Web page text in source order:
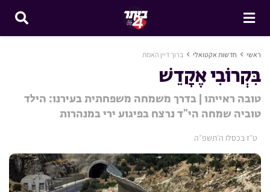
ראשי חדשות אקטואלי ברוך דיין האמת
בִּקְרוֹבִי אֶקָדֵשׁ
טובה ראייתו | בדרך משמחה משפחתית בעירנו: הילד
טוביה שמחה הי"ד נרצח בפיגוע ירי במנהרות
ט״ז בכסלו ה׳תשפ״ה